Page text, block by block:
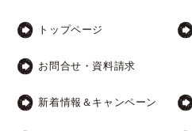
トップページ
お問合せ・資料請求
新着情報＆キャンペーン